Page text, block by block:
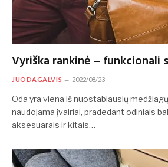
Vyriška rankinė – funkcionali
JUODAGALVIS 2022/08/23
Oda yra viena iš nuostabiausių
naudojama įvairiai, pradedant odiniais
aksesuarais ir kitais…